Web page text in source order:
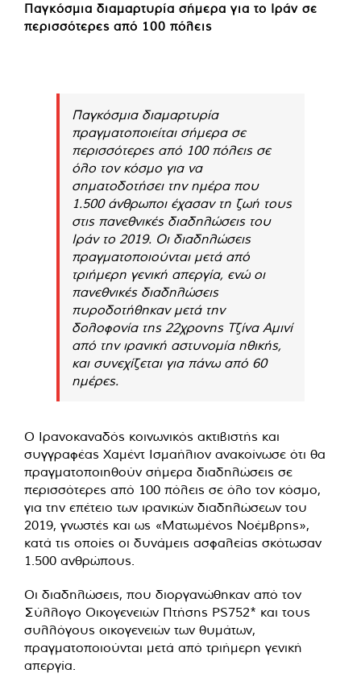
Παγκόσμια διαμαρτυρία σήμερα για το Ιράν σε
περισσότερες από 100 πόλεις
Παγκόσμια διαμαρτυρία
πραγματοποιείται σήμερα σε
περισσότερες από 100 πόλεις σε
όλο τον κόσμο για να
σηματοδοτήσει την ημέρα που
1.500 άνθρωποι έχασαν τη ζωή τους
στις πανεθνικές διαδηλώσεις του
Ιράν το 2019. Οι διαδηλώσεις
πραγματοποιούνται μετά από
τριήμερη γενική απεργία, ενώ οι
πανεθνικές διαδηλώσεις
πυροδοτήθηκαν μετά την
δολοφονία της 22χρονης Τζίνα Αμινί
από την ιρανική αστυνομία ηθικής,
και συνεχίζεται για πάνω από 60
ημέρες.
Ο Ιρανοκαναδός κοινωνικός ακτιβιστής και
συγγραφέας Χαμέντ Ισμαήλιον ανακοίνωσε ότι θα
πραγματοποιηθούν σήμερα διαδηλώσεις σε
περισσότερες από 100 πόλεις σε όλο τον κόσμο,
για την επέτειο των ιρανικών διαδηλώσεων του
2019, γνωστές και ως «Ματωμένος Νοέμβρης»,
κατά τις οποίες οι δυνάμεις ασφαλείας σκότωσαν
1.500 ανθρώπους.
Οι διαδηλώσεις, που διοργανώθηκαν από τον
Σύλλογο Οικογενειών Πτήσης PS752* και τους
συλλόγους οικογενειών των θυμάτων,
πραγματοποιούνται μετά από τριήμερη γενική
απεργία.